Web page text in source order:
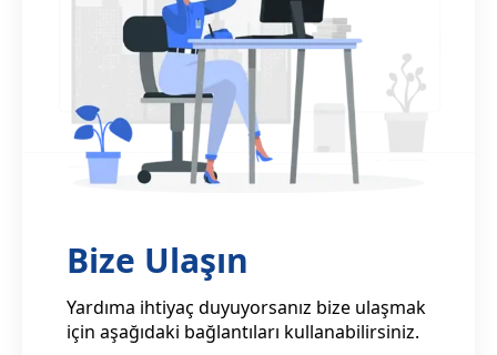
Bize Ulaşın
Yardıma ihtiyaç duyuyorsanız bize ulaşmak
için aşağıdaki bağlantıları kullanabilirsiniz.